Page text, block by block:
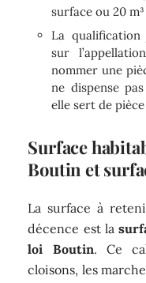
surface ou 20
La
sur
nommer une
ne dispense
elle sert de
Surface
Boutin et
La surface à
décence est la
loi Boutin. Ce
cloisons, les